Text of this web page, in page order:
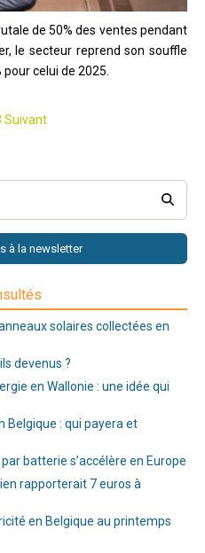
de 50% des ventes pendant
le secteur reprend son souffle
celui de 2025.
Suivant
à la newsletter
solaires collectées en
devenus ?
en Wallonie : une idée qui
Belgique : qui payera et
batterie s’accélère en Europe
rapporterait 7 euros à
en Belgique au printemps